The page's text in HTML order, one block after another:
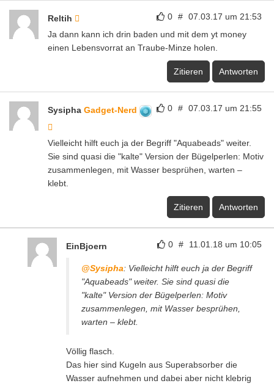
0 # 07.03.17 um 21:53
Reltih
Ja dann kann ich drin baden und mit dem yt money
einen Lebensvorrat an Traube-Minze holen.
Zitieren Antworten
0 # 07.03.17 um 21:55
Sysipha Gadget-Nerd
Vielleicht hilft euch ja der Begriff "Aquabeads" weiter.
Sie sind quasi die "kalte" Version der Bügelperlen: Motiv
zusammenlegen, mit Wasser besprühen, warten –
klebt.
Zitieren Antworten
0 # 11.01.18 um 10:05
EinBjoern
@Sysipha: Vielleicht hilft euch ja der Begriff
"Aquabeads" weiter. Sie sind quasi die
"kalte" Version der Bügelperlen: Motiv
zusammenlegen, mit Wasser besprühen,
warten – klebt.
Völlig flasch.
Das hier sind Kugeln aus Superabsorber die
Wasser aufnehmen und dabei aber nicht klebrig